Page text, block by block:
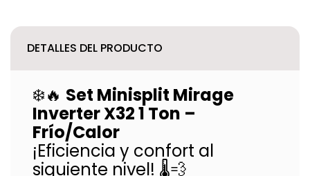
DETALLES DEL PRODUCTO
❄️🔥 Set Minisplit Mirage
Inverter X32 1 Ton –
Frío/Calor
¡Eficiencia y confort al
siguiente nivel! 🌡️💨